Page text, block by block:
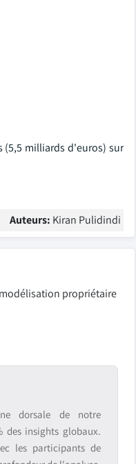
(5,5 milliards d'euros) sur
Auteurs: Kiran Pulidindi
propriétaire
dorsale de notre
des insights globaux.
les participants de